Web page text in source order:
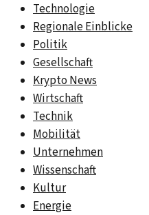
Technologie
Regionale Einblicke
Politik
Gesellschaft
Krypto News
Wirtschaft
Technik
Mobilität
Unternehmen
Wissenschaft
Kultur
Energie